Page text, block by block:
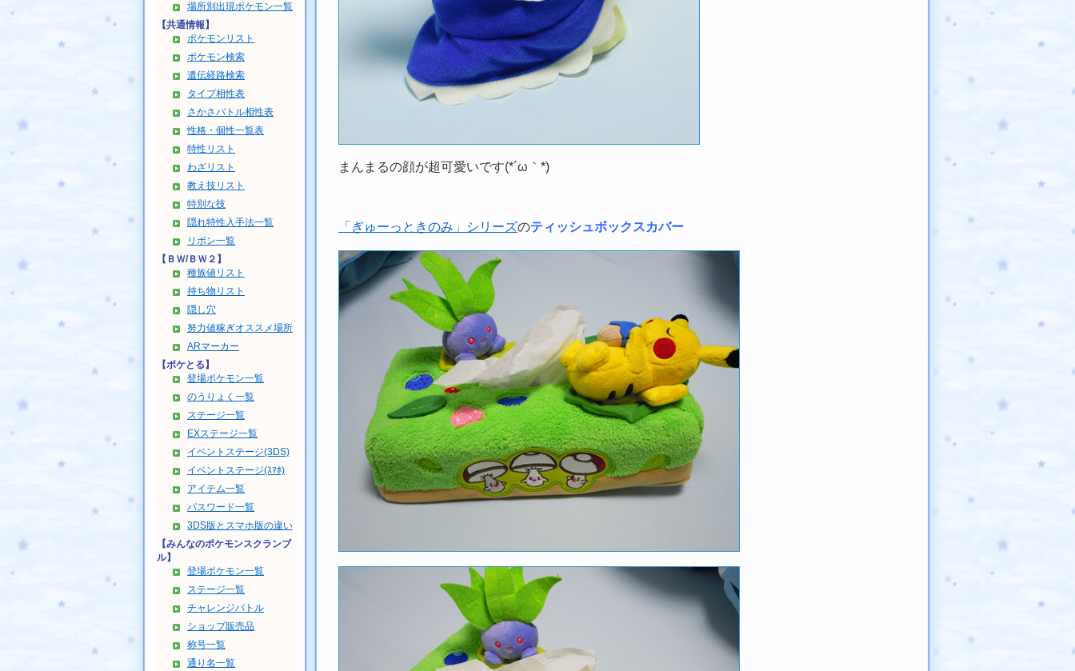
場所別出現ポケモン一覧
【共通情報】
ポケモンリスト
ポケモン検索
遺伝経路検索
タイプ相性表
さかさバトル相性表
性格・個性一覧表
特性リスト
わざリスト
教え技リスト
特別な技
隠れ特性入手法一覧
リボン一覧
【ＢＷ/ＢＷ２】
種族値リスト
持ち物リスト
隠し穴
努力値稼ぎオススメ場所
ARマーカー
【ポケとる】
登場ポケモン一覧
のうりょく一覧
ステージ一覧
EXステージ一覧
イベントステージ(3DS)
イベントステージ(ｽﾏﾎ)
アイテム一覧
パスワード一覧
3DS版とスマホ版の違い
【みんなのポケモンスクランブ
ル】
登場ポケモン一覧
ステージ一覧
チャレンジバトル
ショップ販売品
称号一覧
通り名一覧
まんまるの顔が超可愛いです(*´ω｀*)
「ぎゅーっときのみ」シリーズのティッシュボックスカバー